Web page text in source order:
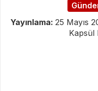
Yayınlama: 25 Mayıs
Kapsül